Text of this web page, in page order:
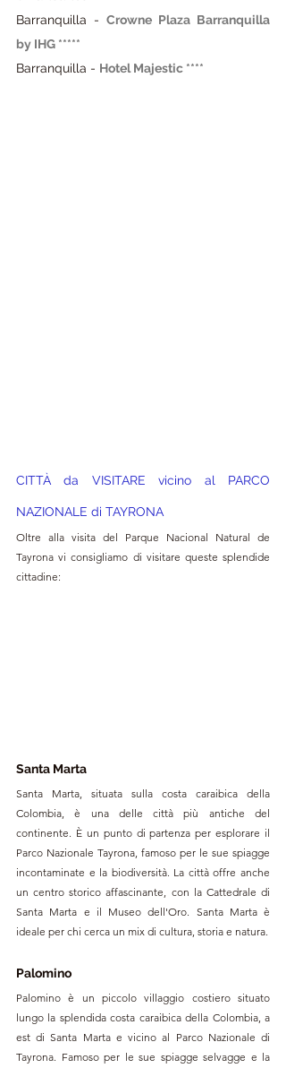
Barranquilla - Crowne Plaza Barranquilla
by IHG *****
Barranquilla - Hotel Majestic ****
CITTÀ da VISITARE vicino al PARCO
NAZIONALE di TAYRONA
Oltre alla visita del Parque Nacional Natural de
Tayrona vi consigliamo di visitare queste splendide
cittadine:
Santa Marta
Santa Marta, situata sulla costa caraibica della
Colombia, è una delle città più antiche del
continente. È un punto di partenza per esplorare il
Parco Nazionale Tayrona, famoso per le sue spiagge
incontaminate e la biodiversità. La città offre anche
un centro storico affascinante, con la Cattedrale di
Santa Marta e il Museo dell'Oro. Santa Marta è
ideale per chi cerca un mix di cultura, storia e natura.
Palomino
Palomino è un piccolo villaggio costiero situato
lungo la splendida costa caraibica della Colombia, a
est di Santa Marta e vicino al Parco Nazionale di
Tayrona. Famoso per le sue spiagge selvagge e la